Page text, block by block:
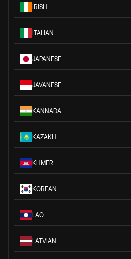
IRISH
ITALIAN
JAPANESE
JAVANESE
KANNADA
KAZAKH
KHMER
KOREAN
LAO
LATVIAN